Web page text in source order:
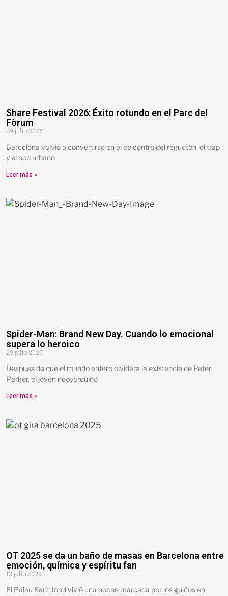
Share Festival 2026: Éxito rotundo en el Parc del
Fòrum
29 julio 2026
Barcelona volvió a convertirse en el epicentro del reguetón, el trap
y el pop urbano
Leer más »
Spider-Man: Brand New Day. Cuando lo emocional
supera lo heroico
29 julio 2026
Después de que el mundo entero olvidara la existencia de Peter
Parker, el joven neoyorquino
Leer más »
OT 2025 se da un baño de masas en Barcelona entre
emoción, química y espíritu fan
13 julio 2026
El Palau Sant Jordi vivió una noche marcada por los guiños en